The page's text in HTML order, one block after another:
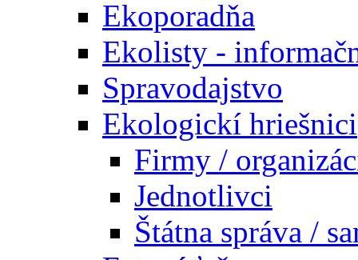
Ekoporadňa
Ekolisty -
Spravodajstvo
Ekologickí hriešnici
Firmy /
Jednotlivci
Štátna správa /